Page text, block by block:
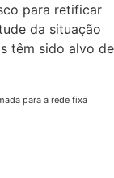
para retificar
da situação
têm sido alvo de
para a rede fixa